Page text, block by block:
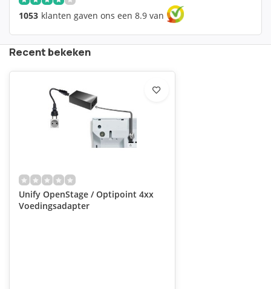
1053 klanten gaven ons een 8.9 van
Recent bekeken
Unify OpenStage / Optipoint 4xx
Voedingsadapter